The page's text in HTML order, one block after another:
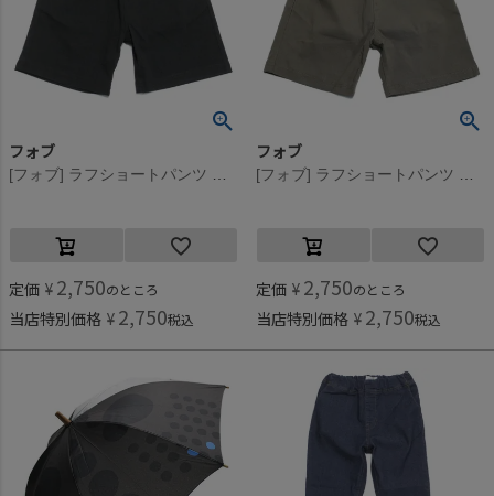
フォブ
[フォブ] ラフショートパンツ ブラック(BK)
定価 ¥ 2,750のところ
当店特別価格 ¥ 2,750税込
フォブ
[フォブ] ラフショートパンツ アッシュグレー(AG)
定価 ¥ 2,750のところ
当店特別価格 ¥ 2,750税込